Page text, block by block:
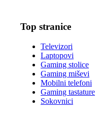
Top stranice
Televizori
Laptopovi
Gaming stolice
Gaming miševi
Mobilni telefoni
Gaming tastature
Sokovnici